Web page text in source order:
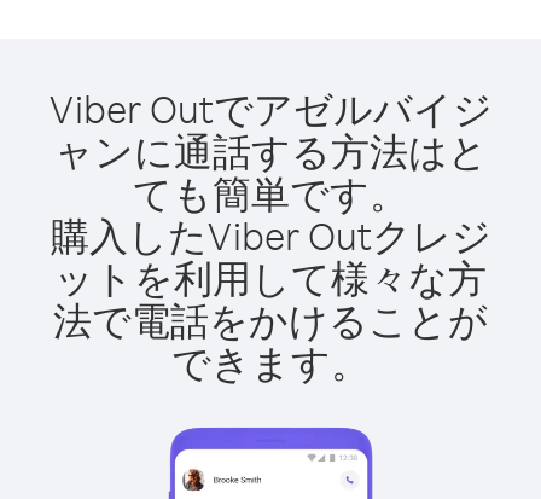
Viber Outでアゼルバイジ
ャンに通話する方法はと
ても簡単です。
購入したViber Outクレジ
ットを利用して様々な方
法で電話をかけることが
できます。